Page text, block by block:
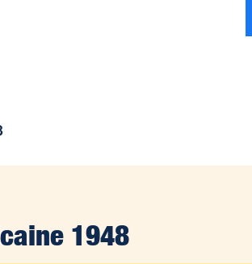
1948